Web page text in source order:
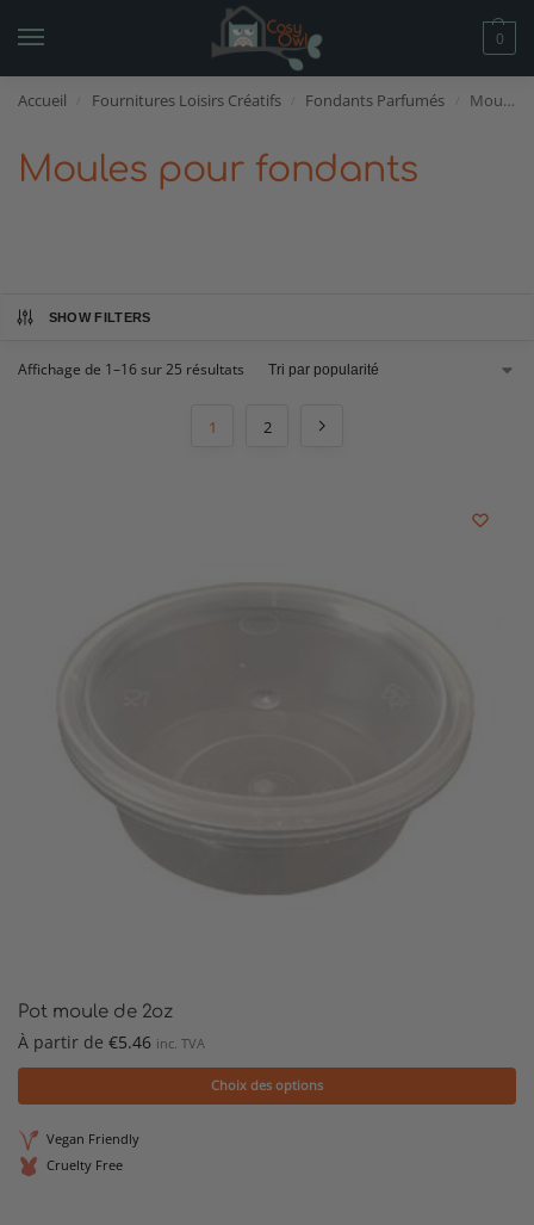
0
Accueil Fournitures Loisirs Créatifs Fondants Parfumés Moules pour fondants
Moules pour fondants
SHOW FILTERS
Affichage de 1–16 sur 25 résultats
1 2
Pot moule de 2oz
À partir de €5.46 inc. TVA
Choix des options
Vegan Friendly
Cruelty Free